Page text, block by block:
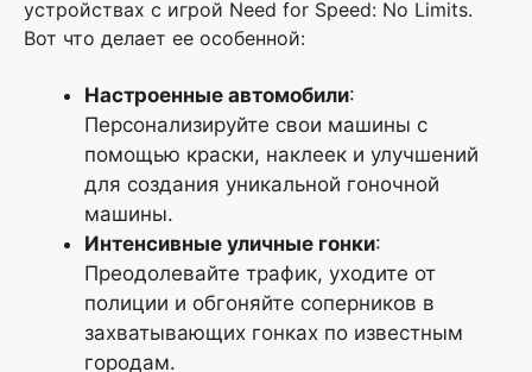
устройствах с игрой Need for Speed: No Limits.
Вот что делает ее особенной:
Настроенные автомобили:
Персонализируйте свои машины с
помощью краски, наклеек и улучшений
для создания уникальной гоночной
машины.
Интенсивные уличные гонки:
Преодолевайте трафик, уходите от
полиции и обгоняйте соперников в
захватывающих гонках по известным
городам.